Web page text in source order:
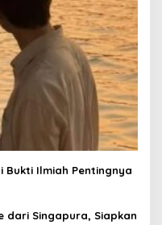
Bukti Ilmiah Pentingnya
dari Singapura, Siapkan